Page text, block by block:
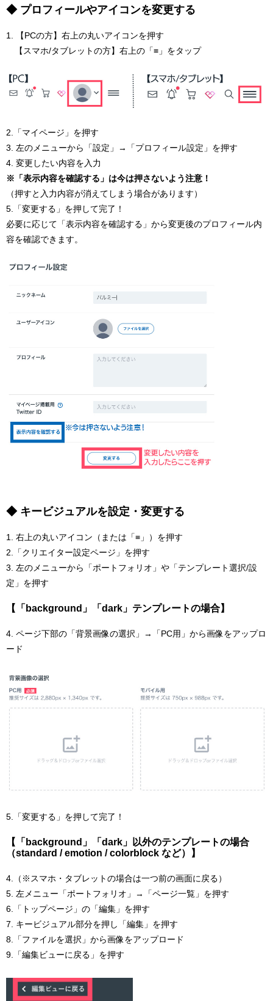
◆ プロフィールやアイコンを変更する
1. 【PCの方】右上の丸いアイコンを押す
【スマホ/タブレットの方】右上の「≡」をタップ
2.「マイページ」を押す
3. 左のメニューから「設定」→「プロフィール設定」を押す
4. 変更したい内容を入力
※「表示内容を確認する」は今は押さないよう注意！
（押すと入力内容が消えてしまう場合があります）
5.「変更する」を押して完了！
必要に応じて「表示内容を確認する」から変更後のプロフィール内
容を確認できます。
◆ キービジュアルを設定・変更する
1. 右上の丸いアイコン（または「≡」）を押す
2.「クリエイター設定ページ」を押す
3. 左のメニューから「ポートフォリオ」や「テンプレート選択/設
定」を押す
【「background」「dark」テンプレートの場合】
4. ページ下部の「背景画像の選択」→「PC用」から画像をアップロ
ード
5.「変更する」を押して完了！
【「background」「dark」以外のテンプレートの場合
（standard / emotion / colorblock など）】
4.（※スマホ・タブレットの場合は一つ前の画面に戻る）
5. 左メニュー「ポートフォリオ」→「ページ一覧」を押す
6.「トップページ」の「編集」を押す
7. キービジュアル部分を押し「編集」を押す
8.「ファイルを選択」から画像をアップロード
9.「編集ビューに戻る」を押す